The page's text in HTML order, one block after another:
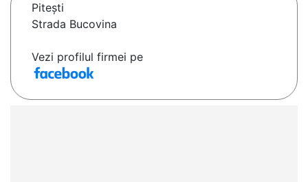
Piteşti
Strada Bucovina
Vezi profilul firmei pe